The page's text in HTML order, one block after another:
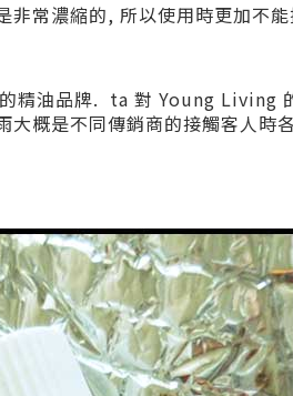
常濃縮的, 所以使用時更加不
精油品牌. ta 對 Young Living
概是不同傳銷商的接觸客人時